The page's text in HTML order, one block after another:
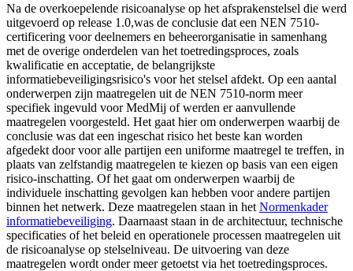
Na de overkoepelende risicoanalyse op het afsprakenstelsel die werd
uitgevoerd op release 1.0,was de conclusie dat een NEN 7510-
certificering voor deelnemers en beheerorganisatie in samenhang
met de overige onderdelen van het toetredingsproces, zoals
kwalificatie en acceptatie, de belangrijkste
informatiebeveiligingsrisico's voor het stelsel afdekt. Op een aantal
onderwerpen zijn maatregelen uit de NEN 7510-norm meer
specifiek ingevuld voor MedMij of werden er aanvullende
maatregelen voorgesteld. Het gaat hier om onderwerpen waarbij de
conclusie was dat een ingeschat risico het beste kan worden
afgedekt door voor alle partijen een uniforme maatregel te treffen, in
plaats van zelfstandig maatregelen te kiezen op basis van een eigen
risico-inschatting. Of het gaat om onderwerpen waarbij de
individuele inschatting gevolgen kan hebben voor andere partijen
binnen het netwerk. Deze maatregelen staan in het Normenkader
informatiebeveiliging. Daarnaast staan in de architectuur, technische
specificaties of het beleid en operationele processen maatregelen uit
de risicoanalyse op stelselniveau. De uitvoering van deze
maatregelen wordt onder meer getoetst via het toetredingsproces.